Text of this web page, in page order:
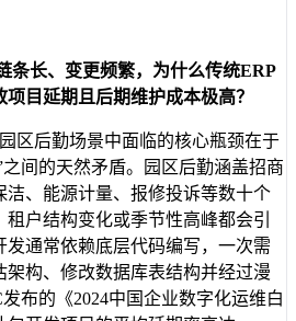
条长、变更频繁，为什么传统ERP
目延期且后期维护成本极高？
区后勤场景中面临的核心瓶颈在于
之间的天然矛盾。园区后勤涵盖招商
洁、能源计量、报修投诉等数十个
户结构变化或季节性高峰都会引
发通常依赖底层代码编写，一次需
架构、修改数据库表结构并经过漫
布的《2024中国企业数字化运维白